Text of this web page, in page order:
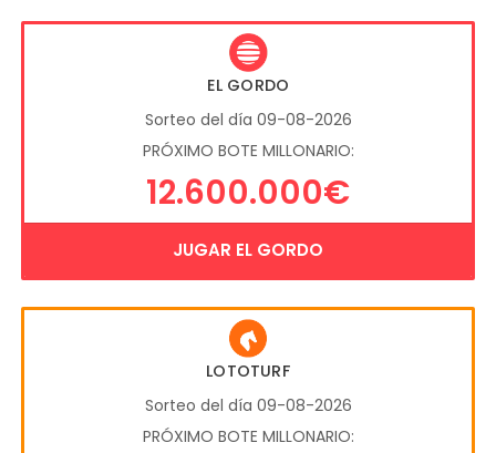
EL GORDO
Sorteo del día 09-08-2026
PRÓXIMO BOTE MILLONARIO:
12.600.000€
JUGAR EL GORDO
LOTOTURF
Sorteo del día 09-08-2026
PRÓXIMO BOTE MILLONARIO: